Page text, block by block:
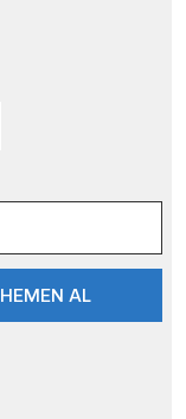
HEMEN AL